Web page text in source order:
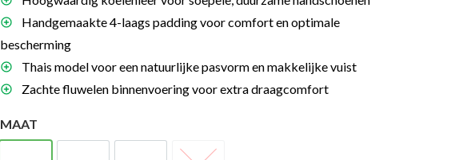
Handgemaakte 4-laags padding voor comfort en optimale
bescherming
Thais model voor een natuurlijke pasvorm en makkelijke vuist
Zachte fluwelen binnenvoering voor extra draagcomfort
MAAT